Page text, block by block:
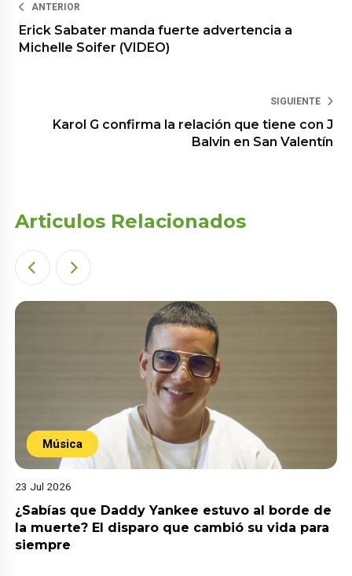
ANTERIOR
Erick Sabater manda fuerte advertencia a
Michelle Soifer (VIDEO)
SIGUIENTE
Karol G confirma la relación que tiene con J
Balvin en San Valentín
Articulos Relacionados
Música
23 Jul 2026
¿Sabías que Daddy Yankee estuvo al borde de
la muerte? El disparo que cambió su vida para
siempre